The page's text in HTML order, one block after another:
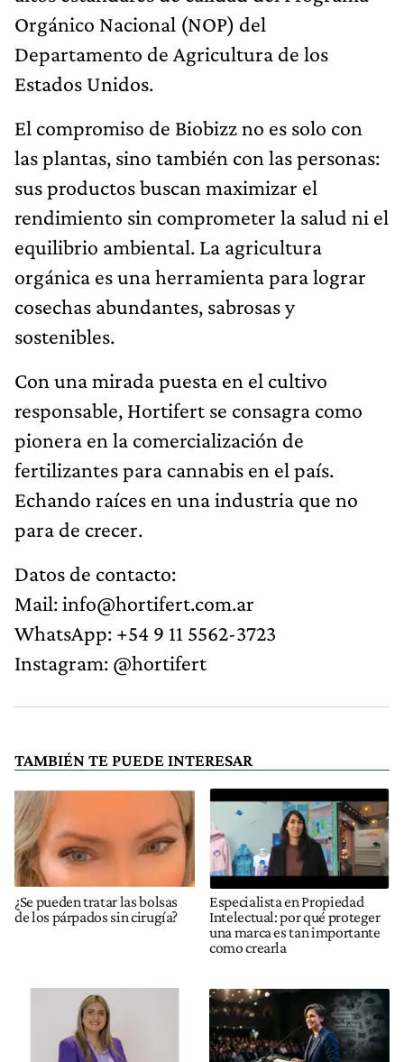
Orgánico Nacional (NOP) del
Departamento de Agricultura de los
Estados Unidos.
El compromiso de Biobizz no es solo con
las plantas, sino también con las personas:
sus productos buscan maximizar el
rendimiento sin comprometer la salud ni el
equilibrio ambiental. La agricultura
orgánica es una herramienta para lograr
cosechas abundantes, sabrosas y
sostenibles.
Con una mirada puesta en el cultivo
responsable, Hortifert se consagra como
pionera en la comercialización de
fertilizantes para cannabis en el país.
Echando raíces en una industria que no
para de crecer.
Datos de contacto:
Mail:info@hortifert.com.ar
WhatsApp: +54 9 11 5562-3723
Instagram: @hortifert
TAMBIÉN TE PUEDE INTERESAR
¿Se pueden tratar las bolsas
de los párpados sin cirugía?
Especialista en Propiedad
Intelectual: por qué proteger
una marca es tan importante
como crearla